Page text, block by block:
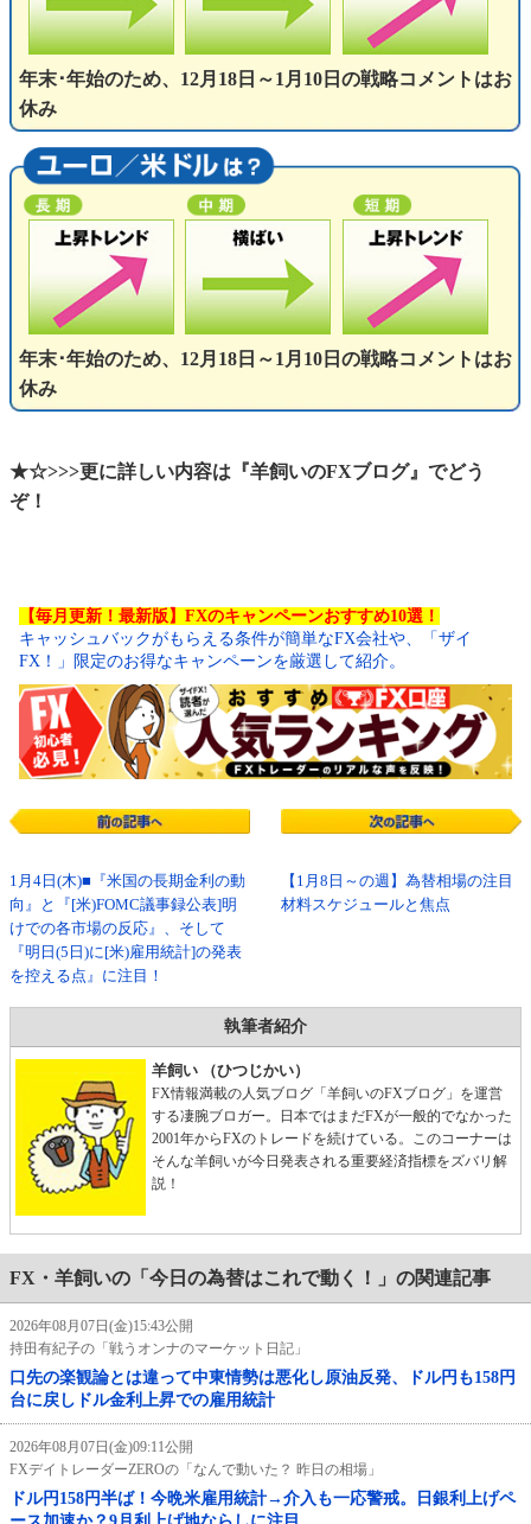
年末･年始のため、12月18日～1月10日の戦略コメントはお
休み
年末･年始のため、12月18日～1月10日の戦略コメントはお
休み
★☆>>>更に詳しい内容は『羊飼いのFXブログ』でどう
ぞ！
【毎月更新！最新版】FXのキャンペーンおすすめ10選！
キャッシュバックがもらえる条件が簡単なFX会社や、「ザイ
FX！」限定のお得なキャンペーンを厳選して紹介。
1月4日(木)■『米国の長期金利の動
向』と『[米)FOMC議事録公表]明
けでの各市場の反応』、そして
『明日(5日)に[米)雇用統計]の発表
を控える点』に注目！
【1月8日～の週】為替相場の注目
材料スケジュールと焦点
執筆者紹介
羊飼い （ひつじかい）
FX情報満載の人気ブログ「羊飼いのFXブログ」を運営
する凄腕ブロガー。日本ではまだFXが一般的でなかった
2001年からFXのトレードを続けている。このコーナーは
そんな羊飼いが今日発表される重要経済指標をズバリ解
説！
FX・羊飼いの「今日の為替はこれで動く！」の関連記事
2026年08月07日(金)15:43公開
持田有紀子の「戦うオンナのマーケット日記」
口先の楽観論とは違って中東情勢は悪化し原油反発、ドル円も158円
台に戻しドル金利上昇での雇用統計
2026年08月07日(金)09:11公開
FXデイトレーダーZEROの「なんで動いた？ 昨日の相場」
ドル円158円半ば！今晩米雇用統計→介入も一応警戒。日銀利上げペ